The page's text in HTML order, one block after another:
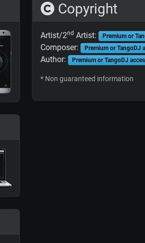
Copyright
Artist/2nd Artist: Premium or
Composer: Premium or TangoDJ
Author: Premium or TangoDJ
* Non guaranteed information